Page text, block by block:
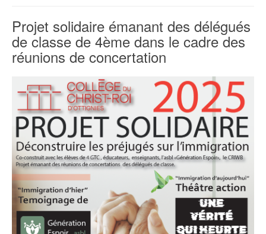
Projet solidaire émanant des délégués
de classe de 4ème dans le cadre des
réunions de concertation